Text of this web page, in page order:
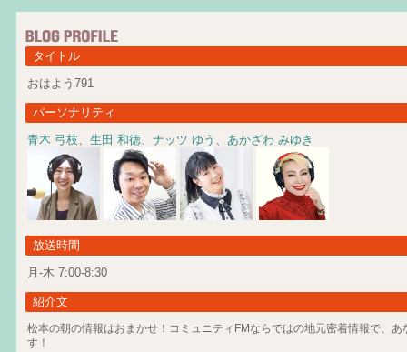
タイトル
おはよう791
パーソナリティ
青木 弓枝
生田 和徳 ナッツ ゆう あかざわ みゆき
放送時間
月-木 7:00-8:30
紹介文
松本の朝の情報はおまかせ！コミュニティFMならではの地元密着情報で、あ
す！